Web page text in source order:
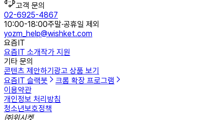
고객 문의
02-6925-4867
10:00-18:00주말·공휴일 제외
yozm_help@wishket.com
요즘IT
요즘IT 소개작가 지원
기타 문의
콘텐츠 제안하기광고 상품 보기
요즘IT 슬랙봇
크롬 확장 프로그램
이용약관
개인정보 처리방침
청소년보호정책
㈜위시켓